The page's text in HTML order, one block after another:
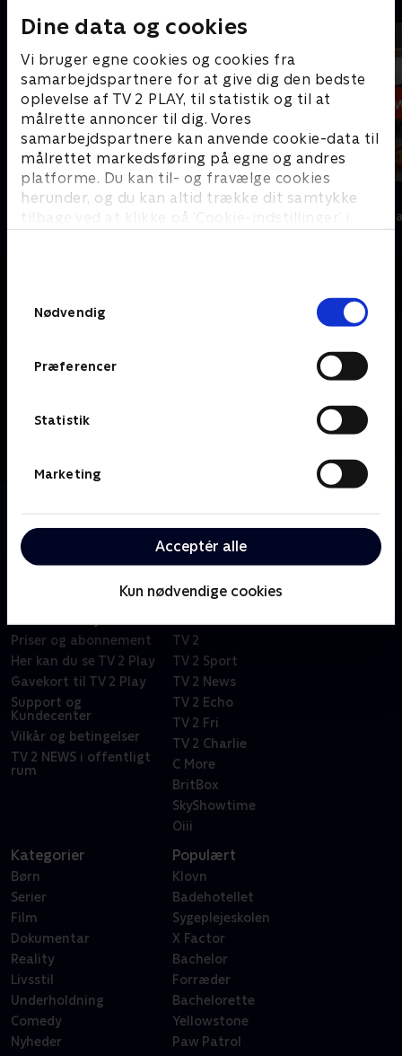
Dine data og cookies
Vi bruger egne cookies og cookies fra
samarbejdspartnere for at give dig den bedste
oplevelse af TV 2 PLAY, til statistik og til at
målrette annoncer til dig. Vores
samarbejdspartnere kan anvende cookie-data til
målrettet markedsføring på egne og andres
platforme. Du kan til- og fravælge cookies
herunder, og du kan altid trække dit samtykke
tilbage ved at klikke på ’Cookie-indstillinger’ i
Nødvendig
Præferencer
Statistik
Marketing
Acceptér alle
Kun nødvendige cookies
19 News 7 News
Nyheder &
Se 19.30-nyhederne fra tvSyd.
Priser og abonnement
Her kan du se TV 2 Play
Gavekort til TV 2 Play
Support og
Kundecenter
Vilkår og betingelser
TV 2 NEWS i offentligt
rum
TV 2
TV 2 Sport
TV 2 News
TV 2 Echo
TV 2 Fri
TV 2 Charlie
C More
BritBox
SkyShowtime
Oiii
Kategorier
Børn
Serier
Film
Dokumentar
Reality
Livsstil
Underholdning
Comedy
Nyheder
Populært
Klovn
Badehotellet
Sygeplejeskolen
X Factor
Bachelor
Forræder
Bachelorette
Yellowstone
Paw Patrol